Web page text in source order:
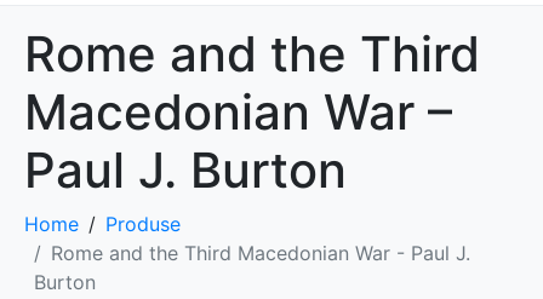
Rome and the Third
Macedonian War –
Paul J. Burton
Home
Produse
Rome and the Third Macedonian War - Paul J.
Burton